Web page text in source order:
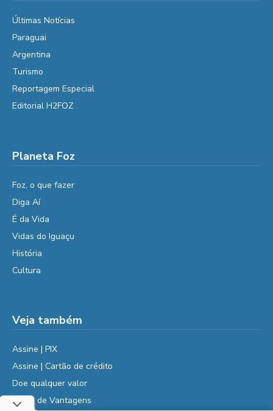
Últimas Notícias
Paraguai
Argentina
Turismo
Reportagem Especial
Editorial H2FOZ
Planeta Foz
Foz, o que fazer
Diga Aí
É da Vida
Vidas do Iguaçu
História
Cultura
Veja também
Assine | PIX
Assine | Cartão de crédito
Doe qualquer valor
Clube de Vantagens